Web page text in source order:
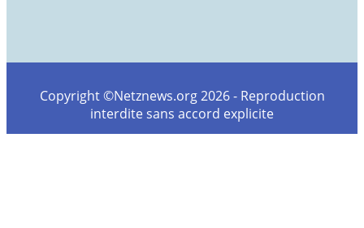
Copyright ©Netznews.org 2026 - Reproduction
interdite sans accord explicite